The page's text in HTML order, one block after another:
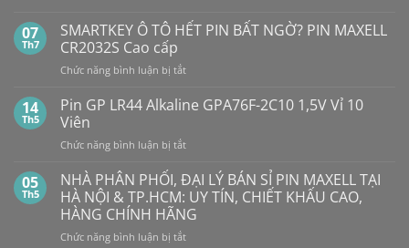
bình
luận
ở
Pin
Con
Dung
Lượng
Bao
Nhiêu?
Mua
con
thỏ
giá
rẻ
ở
đâu
07
Th7
SMARTKEY Ô TÔ HẾT PIN BẤT NGỜ? PIN MAXELL
CR2032S Cao cấp
Chức năng bình luận bị tắtở
Ô
PIN
NGỜ?
PIN
MAXELL
CR2032S Cao
cấp
14
Th5
Pin GP LR44 Alkaline GPA76F-2C10 1,5V Vỉ 10
Viên
Chức năng bình luận bị tắtở
GP
LR44
Alkaline
GPA76F-
2C10
05
Th5
NHÀ PHÂN PHỐI, ĐẠI LÝ BÁN SỈ PIN MAXELL TẠI
HÀ NỘI & TP.HCM: UY TÍN, CHIẾT KHẤU CAO,
HÀNG CHÍNH HÃNG
Chức năng bình luận bị tắtở